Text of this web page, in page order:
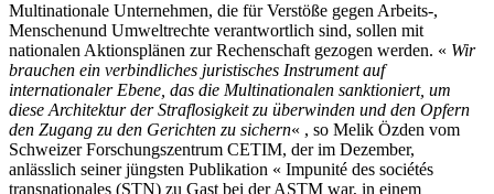
Multinationale Unternehmen, die für Verstöße gegen Arbeits-,
Menschenund Umweltrechte verantwortlich sind, sollen mit
nationalen Aktionsplänen zur Rechenschaft gezogen werden. « Wir
brauchen ein verbindliches juristisches Instrument auf
internationaler Ebene, das die Multinationalen sanktioniert, um
diese Architektur der Straflosigkeit zu überwinden und den Opfern
den Zugang zu den Gerichten zu sichern« , so Melik Özden vom
Schweizer Forschungszentrum CETIM, der im Dezember,
anlässlich seiner jüngsten Publikation « Impunité des sociétés
transnationales (STN) zu Gast bei der ASTM war, in einem